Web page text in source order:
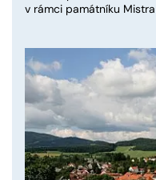
v rámci památníku